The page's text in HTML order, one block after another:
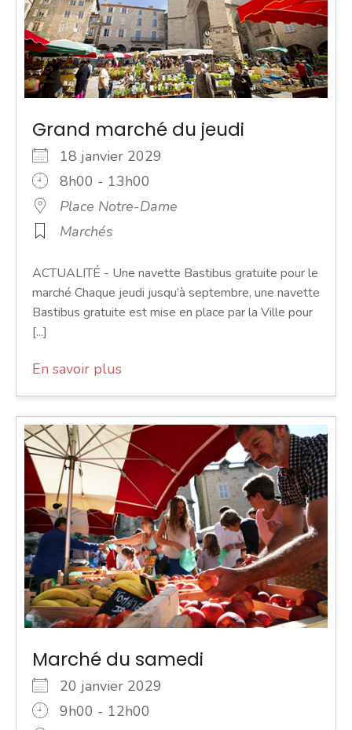
Grand marché du jeudi
18 janvier 2029
8h00 - 13h00
Place Notre-Dame
Marchés
ACTUALITÉ - Une navette Bastibus gratuite pour le
marché Chaque jeudi jusqu’à septembre, une navette
Bastibus gratuite est mise en place par la Ville pour
[...]
En savoir plus
Marché du samedi
20 janvier 2029
9h00 - 12h00